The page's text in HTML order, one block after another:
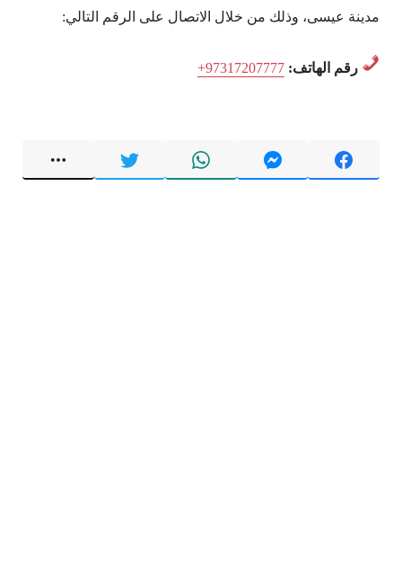
مدينة عيسى، وذلك من خلال الاتصال على الرقم التالي:
رقم الهاتف: +97317207777